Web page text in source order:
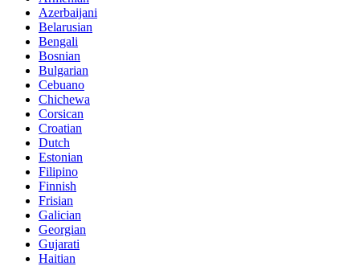
Azerbaijani
Belarusian
Bengali
Bosnian
Bulgarian
Cebuano
Chichewa
Corsican
Croatian
Dutch
Estonian
Filipino
Finnish
Frisian
Galician
Georgian
Gujarati
Haitian